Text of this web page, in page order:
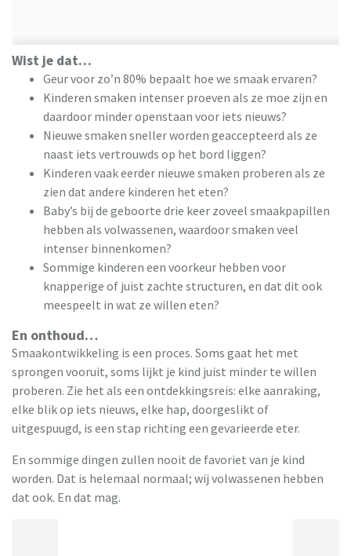
Wist je dat…
Geur voor zo’n 80% bepaalt hoe we smaak ervaren?
Kinderen smaken intenser proeven als ze moe zijn en
daardoor minder openstaan voor iets nieuws?
Nieuwe smaken sneller worden geaccepteerd als ze
naast iets vertrouwds op het bord liggen?
Kinderen vaak eerder nieuwe smaken proberen als ze
zien dat andere kinderen het eten?
Baby’s bij de geboorte drie keer zoveel smaakpapillen
hebben als volwassenen, waardoor smaken veel
intenser binnenkomen?
Sommige kinderen een voorkeur hebben voor
knapperige of juist zachte structuren, en dat dit ook
meespeelt in wat ze willen eten?
En onthoud…
Smaakontwikkeling is een proces. Soms gaat het met
sprongen vooruit, soms lijkt je kind juist minder te willen
proberen. Zie het als een ontdekkingsreis: elke aanraking,
elke blik op iets nieuws, elke hap, doorgeslikt of
uitgespuugd, is een stap richting een gevarieerde eter.
En sommige dingen zullen nooit de favoriet van je kind
worden. Dat is helemaal normaal; wij volwassenen hebben
dat ook. En dat mag.